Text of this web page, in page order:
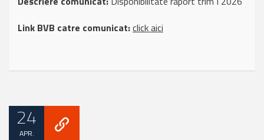
Link BVB catre comunicat:click aici
24
APR.